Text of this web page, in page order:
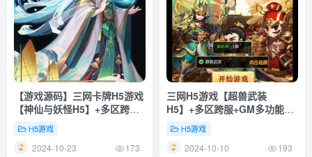
【游戏源码】三网卡牌H5游戏
【神仙与妖怪H5】+多区跨服
+GM授权后台+简易安卓
APP+Linux一键全自搭建脚本
+Linux手动端+详细搭建教程
H5游戏
2024-10-23 173
三网H5游戏【超兽武装
H5】+多区跨服+GM多功能授
权后台+Linux一键全自动搭建
脚本+Linux手工服务端+详细
搭建教程
H5游戏
2024-10-10 193